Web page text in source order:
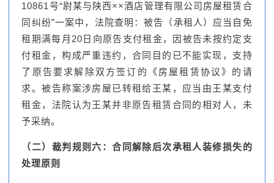
10861号“尉某与陕西××酒店管理有限公司房屋租赁合
同纠纷”一案中，法院查明：被告（承租人）应当自免
租期满每月20日向原告支付租金，因被告未按约定支
付租金，构成严重违约，合同目的已不能实现，支持
了原告要求解除双方签订的《房屋租赁协议》的请
求。被告称案涉房屋已转租给王某，应当由王某支付
租金，法院认为王某并非原告租赁合同的相对人，未
予采纳。
（二）裁判规则六：合同解除后次承租人装修损失的
处理原则